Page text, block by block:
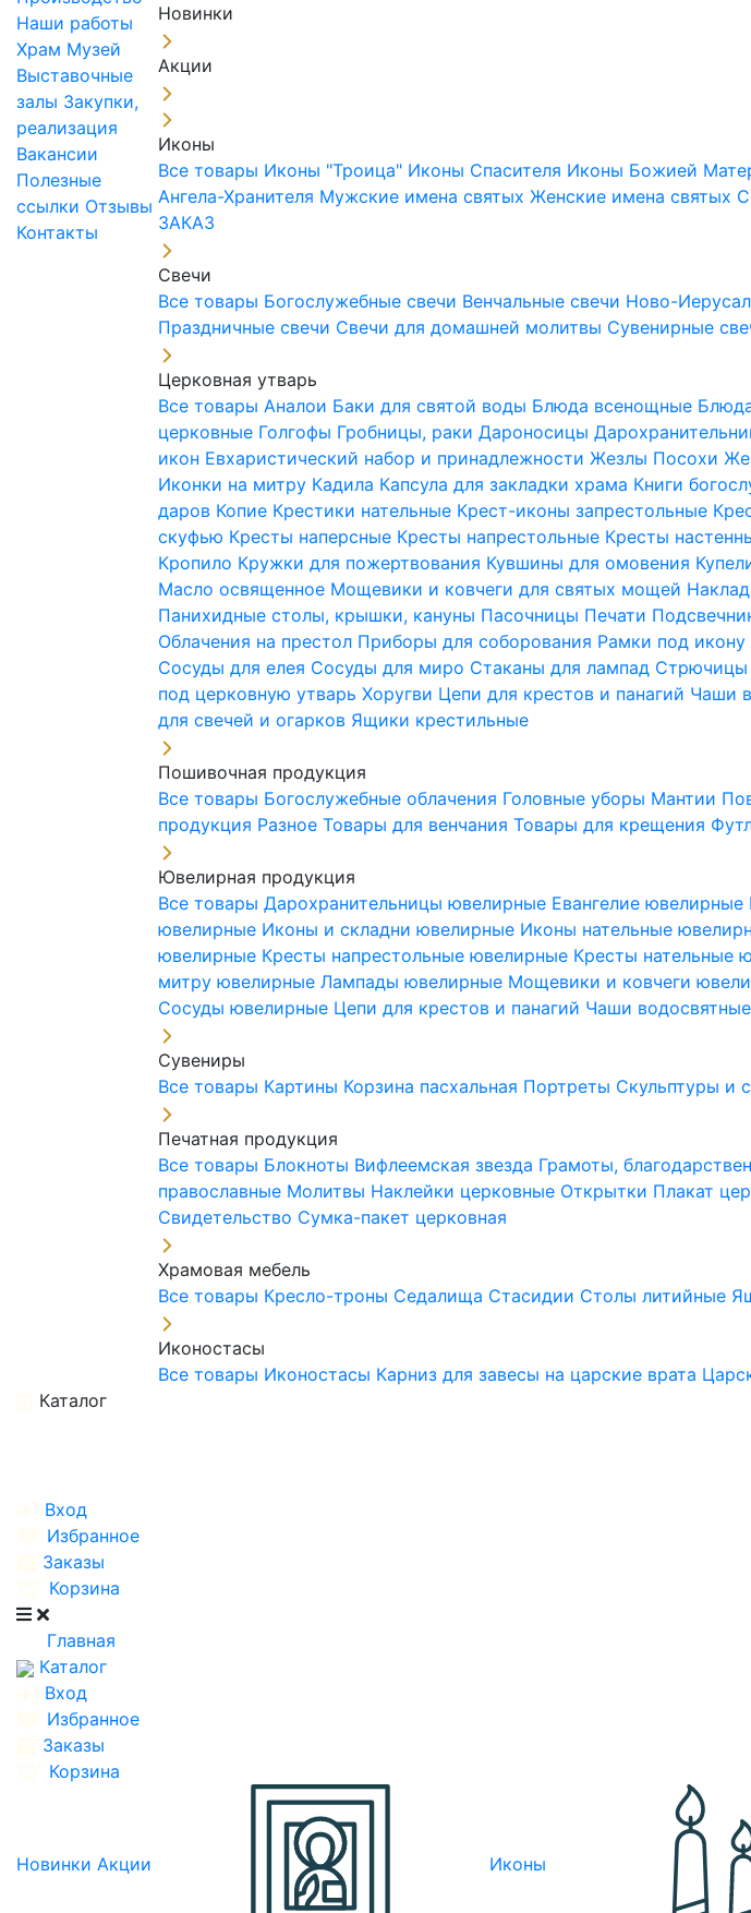
Наши работы
Храм Музей
Выставочные
залы Закупки,
реализация
Вакансии
Полезные
ссылки Отзывы
Контакты
Новинки
Акции
Иконы
Все товары Иконы "Троица" Иконы Спасителя Иконы Божией
Ангела-Хранителя Мужские имена святыхЖенские имена святых
ЗАКАЗ
Свечи
Все товары Богослужебные свечи Венчальные свечи Ново-
Праздничные свечи Свечи для домашней молитвы Сувенирные
Церковная утварь
Все товарыАналои Баки для святой воды Блюда всенощные
церковные Голгофы Гробницы, ракиДароносицы
икон Евхаристический набор и принадлежностиЖезлы Посохи
Иконки на митру Кадила Капсула для закладки храма Книги
даров Копие Крестики нательные Крест-иконы запрестольные
скуфью Кресты наперсные Кресты напрестольные Кресты
Кропило Кружки для пожертвования Кувшины для омовения
Масло освященное Мощевики и ковчеги для святых мощей
Панихидные столы, крышки, кануны Пасочницы Печати
Облачения на престол Приборы для соборования Рамки под икону
Сосуды для елея Сосуды для миро Стаканы для лампад
под церковную утварьХоругви Цепи для крестов и панагий Чаши
для свечей и огарков Ящики крестильные
Пошивочная продукция
Все товары Богослужебные облачения Головные уборы Мантии
продукция РазноеТовары для венчанияТовары для крещения
Ювелирная продукция
Все товарыДарохранительницы ювелирные Евангелие ювелирные
ювелирные Иконы и складни ювелирные Иконы нательные
ювелирные Кресты напрестольные ювелирные Кресты нательные
митру ювелирныеЛампады ювелирные Мощевики и ковчеги
Сосуды ювелирные Цепи для крестов и панагий Чаши
Сувениры
Все товары Картины Корзина пасхальная Портреты Скульптуры и
Печатная продукция
Все товары Блокноты Вифлеемская звезда Грамоты,
православные Молитвы Наклейки церковные Открытки Плакат
Свидетельство Сумка-пакет церковная
Храмовая мебель
Все товары Кресло-троны Седалища Стасидии Столы литийные
Иконостасы
Все товары Иконостасы Карниз для завесы на царские врата
Каталог
Вход
Избранное
Заказы
Корзина
Главная
Каталог
Вход
Избранное
Заказы
Корзина
Новинки Акции Иконы